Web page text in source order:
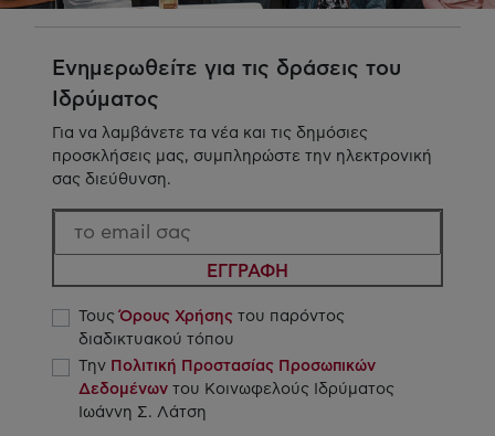
Ενημερωθείτε για τις δράσεις του
Ιδρύματος
Για να λαμβάνετε τα νέα και τις δημόσιες
προσκλήσεις μας, συμπληρώστε την ηλεκτρονική
σας διεύθυνση.
ΕΓΓΡΑΦΗ
ΤουςΌρους Χρήσης του παρόντος
διαδικτυακού τόπου
Την Πολιτική Προστασίας Προσωπικών
Δεδομένων του Κοινωφελούς Ιδρύματος
Ιωάννη Σ. Λάτση